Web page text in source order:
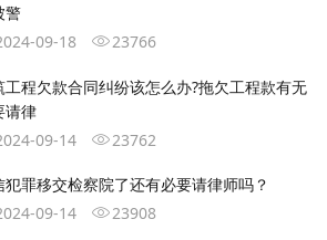
警
09-18
23766
工程欠款合同纠纷该怎么办?拖欠工程款有无
请律
09-14
23762
犯罪移交检察院了还有必要请律师吗？
09-14
23908